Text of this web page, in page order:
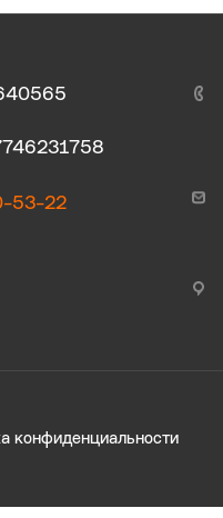
53-22
конфиденциальности